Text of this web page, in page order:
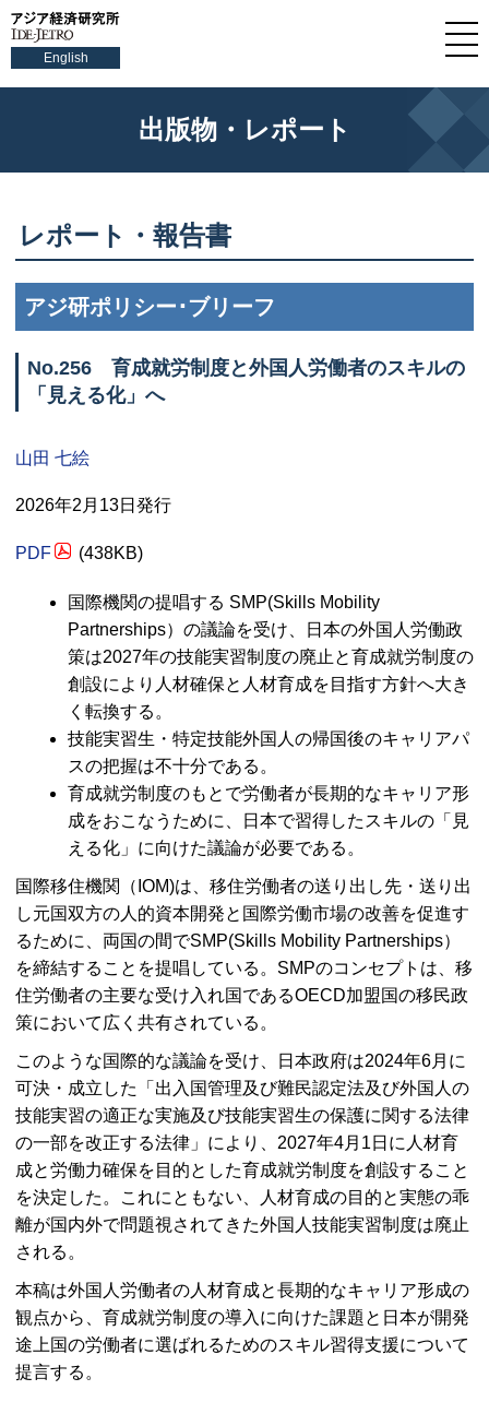
English
出版物・レポート
レポート・報告書
アジ研ポリシー･ブリーフ
No.256 育成就労制度と外国人労働者のスキルの
「見える化」へ
山田 七絵
2026年2月13日発行
PDF (438KB)
国際機関の提唱する SMP(Skills Mobility
Partnerships） の議論を受け、日本の外国人労働政
策は2027年の技能実習制度の廃止と育成就労制度の
創設により人材確保と人材育成を目指す方針へ大き
く転換する。
技能実習生・特定技能外国人の帰国後のキャリアパ
スの把握は不十分である。
育成就労制度のもとで労働者が長期的なキャリア形
成をおこなうために、日本で習得したスキルの「見
える化」に向けた議論が必要である。
国際移住機関（ IOM)は、移住労働者の送り出し先・送り出
し元国双方の人的資本開発と国際労働市場の改善を促進す
るために、両国の間でSMP(Skills Mobility Partnerships）
を締結することを提唱している。 SMPのコンセプトは、移
住労働者の主要な受け入れ国であるOECD加盟国の移民政
策において広く共有されている。
このような国際的な議論を受け、日本政府は2024年6月に
可決・成立した「出入国管理及び難民認定法及び外国人の
技能実習の適正な実施及び技能実習生の保護に関する法律
の一部を改正する法律」により、2027年4月1日に人材育
成と労働力確保を目的とした育成就労制度を創設すること
を決定した。これにともない、人材育成の目的と実態の乖
離が国内外で問題視されてきた外国人技能実習制度は廃止
される。
本稿は外国人労働者の人材育成と長期的なキャリア形成の
観点から、育成就労制度の導入に向けた課題と日本が開発
途上国の労働者に選ばれるためのスキル習得支援について
提言する。